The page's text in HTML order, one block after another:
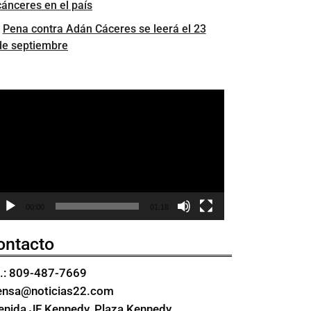
en el país
Pena contra Adán Cáceres se leerá el 23
septiembre
00:00 01:18
809-487-7669